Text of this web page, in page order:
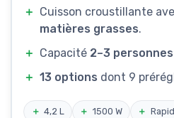
＋ Cuisson croustillante
matières grasses.
＋ Capacité 2–3 personnes
＋ 13 options dont 9
＋ 4,2 L ＋ 1500 W ＋